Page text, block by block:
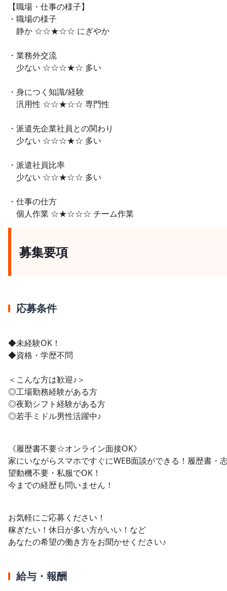
【職場・仕事の様子】
・職場の様子
静か ☆☆★☆☆ にぎやか
・業務外交流
少ない ☆☆☆★☆ 多い
・身につく知識/経験
汎用性 ☆☆★☆☆ 専門性
・派遣先企業社員との関わり
少ない ☆☆☆★☆ 多い
・派遣社員比率
少ない ☆☆★☆☆ 多い
・仕事の仕方
個人作業 ☆★☆☆☆ チーム作業
募集要項
応募条件
◆未経験OK！
◆資格・学歴不問
＜こんな方は歓迎♪＞
◎工場勤務経験がある方
◎夜勤シフト経験がある方
◎若手ミドル男性活躍中♪
《履歴書不要☆オンライン面接OK》
家にいながらスマホですぐにWEB面談ができる！履歴書・
望動機不要・私服でOK！
今までの経歴も問いません！
お気軽にご応募ください！
稼ぎたい！休日が多い方がいい！など
あなたの希望の働き方をお聞かせください♪
給与・報酬